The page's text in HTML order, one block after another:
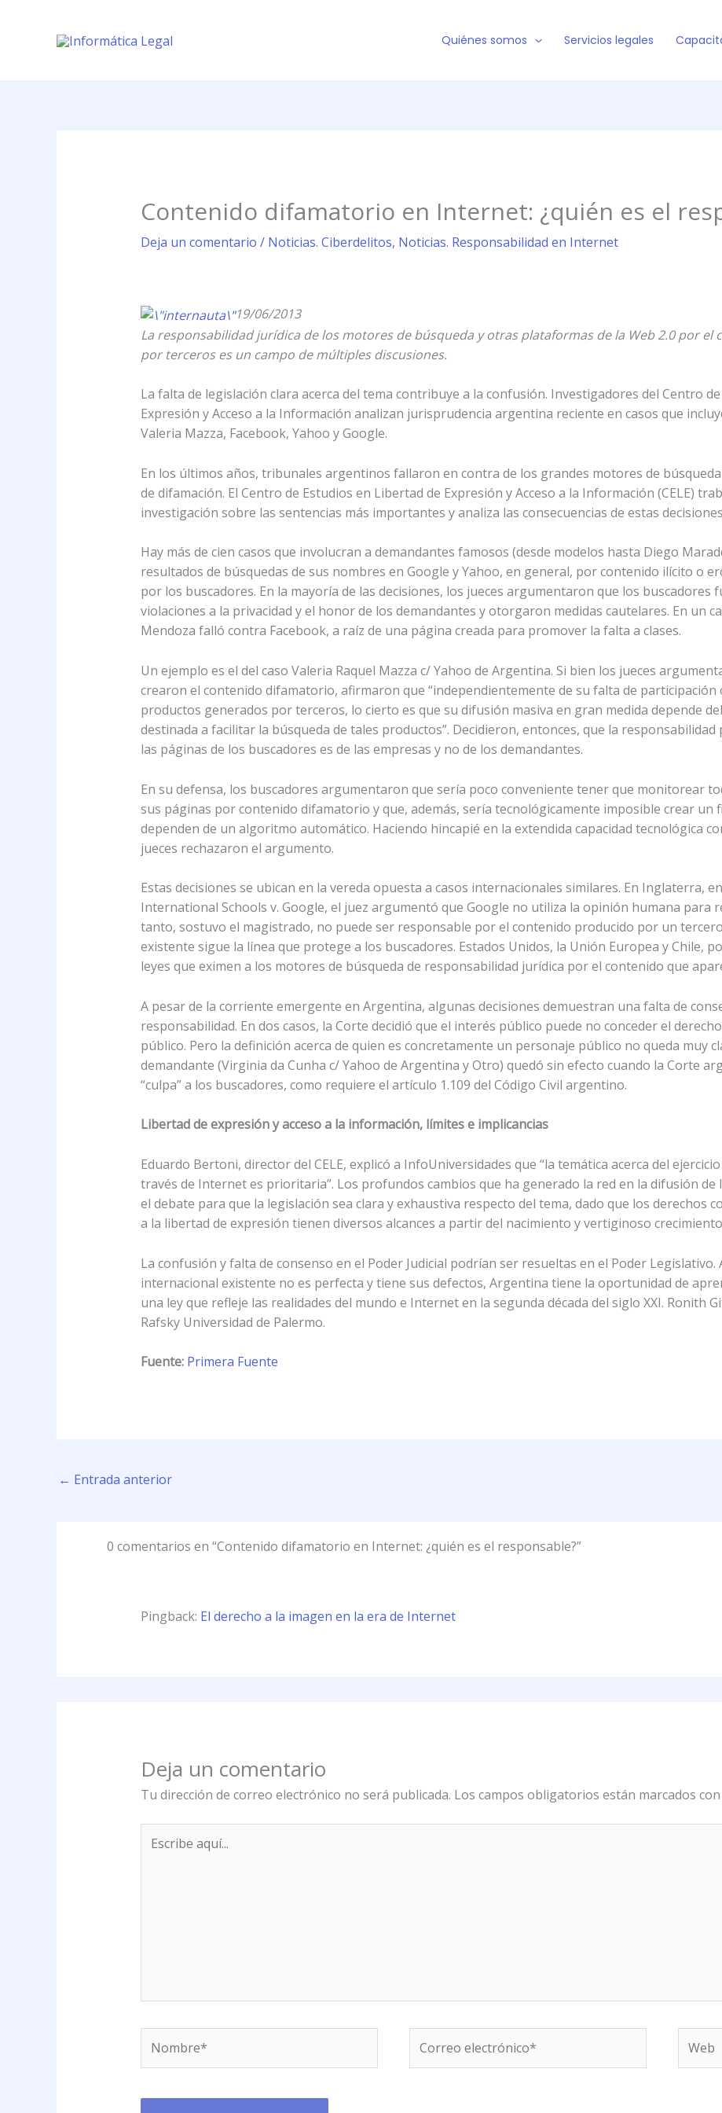
contenido
Quiénes somos Servicios legales
Contenido difamatorio en Internet: ¿quién es el
Deja un comentario / Noticias. Ciberdelitos, Noticias. Responsabilidad en Internet
19/06/2013
La responsabilidad jurídica de los motores de búsqueda y otras plataformas de la Web 2.0 por
por terceros es un campo de múltiples discusiones.
La falta de legislación clara acerca del tema contribuye a la confusión. Investigadores del Centro
Expresión y Acceso a la Información analizan jurisprudencia argentina reciente en casos que
Valeria Mazza, Facebook, Yahoo y Google.
En los últimos años, tribunales argentinos fallaron en contra de los grandes motores de búsqueda
de difamación. El Centro de Estudios en Libertad de Expresión y Acceso a la Información (CELE)
investigación sobre las sentencias más importantes y analiza las consecuencias de estas
Hay más de cien casos que involucran a demandantes famosos (desde modelos hasta Diego
resultados de búsquedas de sus nombres en Google y Yahoo, en general, por contenido ilícito o
por los buscadores. En la mayoría de las decisiones, los jueces argumentaron que los
violaciones a la privacidad y el honor de los demandantes y otorgaron medidas cautelares. En un
Mendoza falló contra Facebook, a raíz de una página creada para promover la falta a clases.
Un ejemplo es el del caso Valeria Raquel Mazza c/ Yahoo de Argentina. Si bien los jueces
crearon el contenido difamatorio, afirmaron que “independientemente de su falta de
productos generados por terceros, lo cierto es que su difusión masiva en gran medida depende
destinada a facilitar la búsqueda de tales productos”. Decidieron, entonces, que la
las páginas de los buscadores es de las empresas y no de los demandantes.
En su defensa, los buscadores argumentaron que sería poco conveniente tener que monitorear
sus páginas por contenido difamatorio y que, además, sería tecnológicamente imposible crear un
dependen de un algoritmo automático. Haciendo hincapié en la extendida capacidad tecnológica
jueces rechazaron el argumento.
Estas decisiones se ubican en la vereda opuesta a casos internacionales similares. En Inglaterra,
International Schools v. Google, el juez argumentó que Google no utiliza la opinión humana para
tanto, sostuvo el magistrado, no puede ser responsable por el contenido producido por un
existente sigue la línea que protege a los buscadores. Estados Unidos, la Unión Europea y Chile,
leyes que eximen a los motores de búsqueda de responsabilidad jurídica por el contenido que
A pesar de la corriente emergente en Argentina, algunas decisiones demuestran una falta de
responsabilidad. En dos casos, la Corte decidió que el interés público puede no conceder el
público. Pero la definición acerca de quien es concretamente un personaje público no queda muy
demandante (Virginia da Cunha c/ Yahoo de Argentina y Otro) quedó sin efecto cuando la Corte
“culpa” a los buscadores, como requiere el artículo 1.109 del Código Civil argentino.
Libertad de expresión y acceso a la información, límites e implicancias
Eduardo Bertoni, director del CELE, explicó a InfoUniversidades que “la temática acerca del
través de Internet es prioritaria”. Los profundos cambios que ha generado la red en la difusión
el debate para que la legislación sea clara y exhaustiva respecto del tema, dado que los derechos
a la libertad de expresión tienen diversos alcances a partir del nacimiento y vertiginoso
La confusión y falta de consenso en el Poder Judicial podrían ser resueltas en el Poder Legislativo.
internacional existente no es perfecta y tiene sus defectos, Argentina tiene la oportunidad de
una ley que refleje las realidades del mundo e Internet en la segunda década del siglo XXI. Ronith
Rafsky Universidad de Palermo.
Fuente: Primera Fuente
← Entrada anterior
0 comentarios en “Contenido difamatorio en Internet: ¿quién es el responsable?”
Pingback: El derecho a la imagen en la era de Internet
Deja un comentario
Tu dirección de correo electrónico no será publicada. Los campos obligatorios están marcados con
aquí...
electrónico*